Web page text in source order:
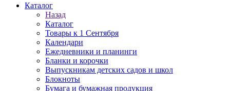
Каталог
Назад
Каталог
Товары к 1 Сентября
Календари
Ежедневники и планинги
Бланки и корочки
Выпускникам детских садов и школ
Блокноты
Бумага и бумажная продукция